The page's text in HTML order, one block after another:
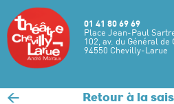
Aller au contenu principal
01 41 80 69 69
Place Jean-Paul
102, av. du Général de
94550 Chevilly-Larue
< Retour à la